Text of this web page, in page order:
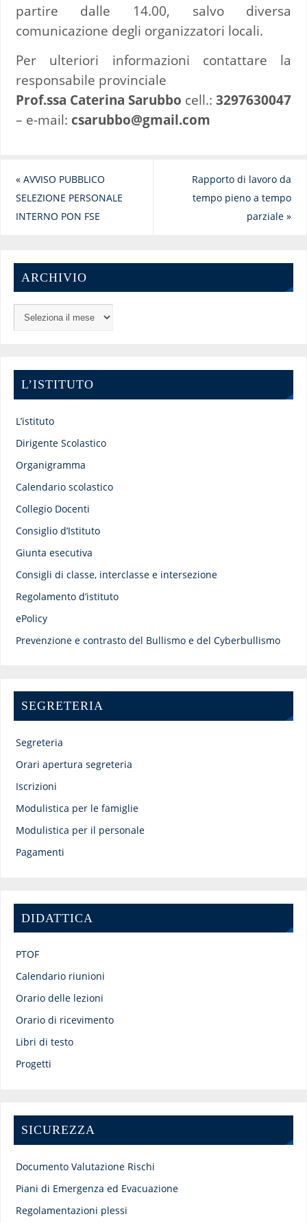
partire dalle 14.00, salvo diversa
comunicazione degli organizzatori locali.
Per ulteriori informazioni contattare la
responsabile provinciale
Prof.ssa Caterina Sarubbo cell.:3297630047
– e-mail: csarubbo@gmail.com
«AVVISO PUBBLICO
SELEZIONE PERSONALE
INTERNO PON FSE
Rapporto di lavoro da
tempo pieno a tempo
parziale»
ARCHIVIO
L’ISTITUTO
L’istituto
Dirigente Scolastico
Organigramma
Calendario scolastico
Collegio Docenti
Consiglio d’Istituto
Giunta esecutiva
Consigli di classe, interclasse e intersezione
Regolamento d’istituto
ePolicy
Prevenzione e contrasto del Bullismo e del Cyberbullismo
SEGRETERIA
Segreteria
Orari apertura segreteria
Iscrizioni
Modulistica per le famiglie
Modulistica per il personale
Pagamenti
DIDATTICA
PTOF
Calendario riunioni
Orario delle lezioni
Orario di ricevimento
Libri di testo
Progetti
SICUREZZA
Documento Valutazione Rischi
Piani di Emergenza ed Evacuazione
Regolamentazioni plessi